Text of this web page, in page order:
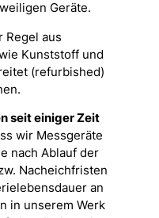
Geräte.
Regel aus
Kunststoff und
(refurbished)
seit einiger Zeit
wir Messgeräte
nach Ablauf der
Nacheichfristen
an
in unserem Werk